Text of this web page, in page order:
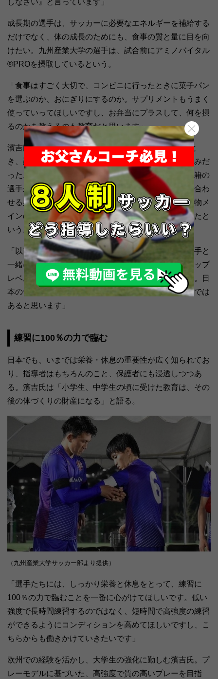
成長期の選手は、サッカーに必要なエネルギーを補給する
だけでなく、体の成長のためにも、食事の質と量に目を向
けたい。九州産業大学の選手は、試合前にアミノバイタル
®PROを摂取しているという。
「食事はすごく大切で、コンビニに行ったときに菓子パン
を選ぶのか、おにぎりにするのか。サプリメントもうまく
使っていってほしいですし、お弁当にプラスして、何を摂
るのかを教えるのも教育だと思います」
濱吉氏はオーストリアのSVホルンで監督をしていたと
き、試合前にクラブで出る食事がパンケーキと果物のみだ
った。ホルンには日本を含む、オーストリア以外の国籍の
選手が多く在籍しており、それぞれの試合前の習慣に合わ
せる必要があった。そのため、サンドイッチや炭水化物メ
インのパスタなど、メニューを増やすように働きかけたと
いう。
「以前、アーセナルやアヤックスに行ったときに、選手と
一緒に食事をさせたもらったことがあるのですが、トップ
レベルのクラブは、食事に対する意識も高かったです。日
本の食文化は豊かなので、食事に目を向けやすい環境では
あると思います」
練習に100％の力で臨む
日本でも、いまでは栄養・休息の重要性が広く知られてお
り、指導者はもちろんのこと、保護者にも浸透しつつあ
る。濱吉氏は「小学生、中学生の頃に受けた教育は、その
後の体づくりの財産になる」と語る。
（九州産業大学サッカー部より提供）
「選手たちには、しっかり栄養と休息をとって、練習に
100％の力で臨むことを一番に心がけてほしいです。低い
強度で長時間練習するのではなく、短時間で高強度の練習
ができるようにコンディションを高めてほしいですし、こ
ちらからも働きかけていきたいです」
欧州での経験を活かし、大学生の強化に勤しむ濱吉氏。プ
レーモデルに基づいた、高強度で質の高いプレーを目指